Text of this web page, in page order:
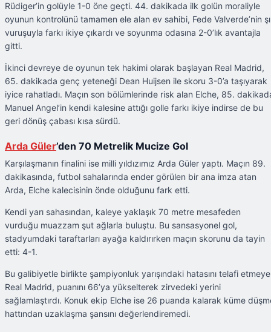
Rüdiger’in golüyle 1-0 öne geçti. 44. dakikada ilk golün moraliyle
oyunun kontrolünü tamamen ele alan ev sahibi, Fede Valverde’nin
vuruşuyla farkı ikiye çıkardı ve soyunma odasına 2-0’lık avantajla
gitti.
İkinci devreye de oyunun tek hakimi olarak başlayan Real Madrid,
65. dakikada genç yeteneği Dean Huijsen ile skoru 3-0’a taşıyarak
iyice rahatladı. Maçın son bölümlerinde risk alan Elche, 85.
Manuel Angel’in kendi kalesine attığı golle farkı ikiye indirse de bu
geri dönüş çabası kısa sürdü.
Arda Güler’den 70 Metrelik Mucize Gol
Karşılaşmanın finalini ise milli yıldızımız Arda Güler yaptı. Maçın 89.
dakikasında, futbol sahalarında ender görülen bir ana imza atan
Arda, Elche kalecisinin önde olduğunu fark etti.
Kendi yarı sahasından, kaleye yaklaşık 70 metre mesafeden
vurduğu muazzam şut ağlarla buluştu. Bu sansasyonel gol,
stadyumdaki taraftarları ayağa kaldırırken maçın skorunu da tayin
etti: 4-1.
Bu galibiyetle birlikte şampiyonluk yarışındaki hatasını telafi
Real Madrid, puanını 66’ya yükselterek zirvedeki yerini
sağlamlaştırdı. Konuk ekip Elche ise 26 puanda kalarak küme
hattından uzaklaşma şansını değerlendiremedi.